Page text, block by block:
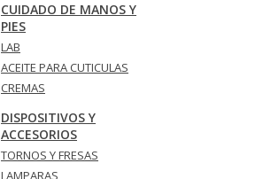
CUIDADO DE MANOS Y
PIES
LAB
ACEITE PARA CUTICULAS
CREMAS
DISPOSITIVOS Y
ACCESORIOS
TORNOS Y FRESAS
LAMPARAS